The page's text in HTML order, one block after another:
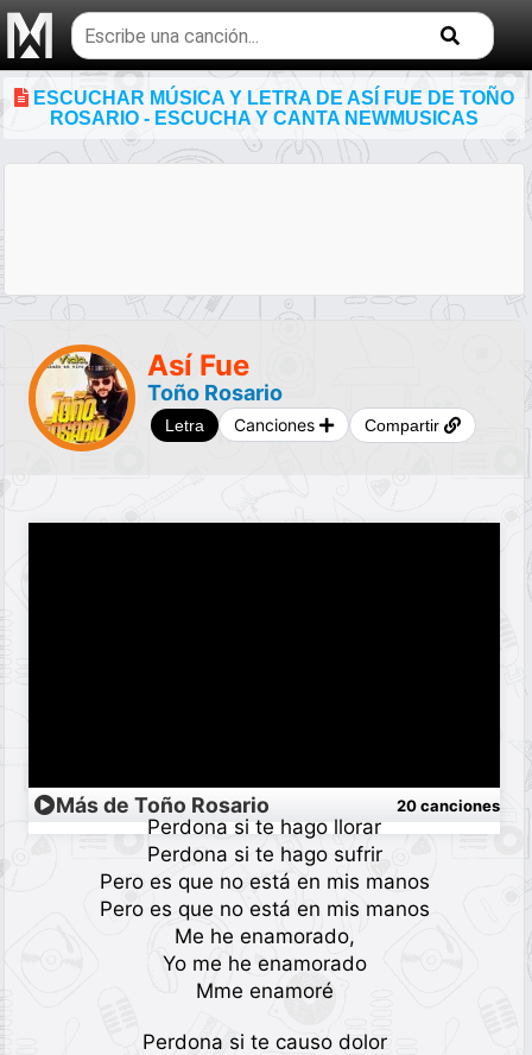
Buscar
temas
musicales
ESCUCHAR MÚSICA Y LETRA DE ASÍ FUE DE TOÑO
ROSARIO - ESCUCHA Y CANTA NEWMUSICAS
Así Fue
Toño Rosario
Letra Canciones Compartir
Perdona si te hago llorar
Perdona si te hago sufrir
Pero es que no está en mis manos
Pero es que no está en mis manos
Me he enamorado,
Yo me he enamorado
Mme enamoré
Perdona si te causo dolor
Más de Toño Rosario 20 canciones